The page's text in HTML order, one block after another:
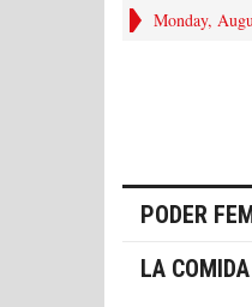
Monday,
PODER
LA COMIDA